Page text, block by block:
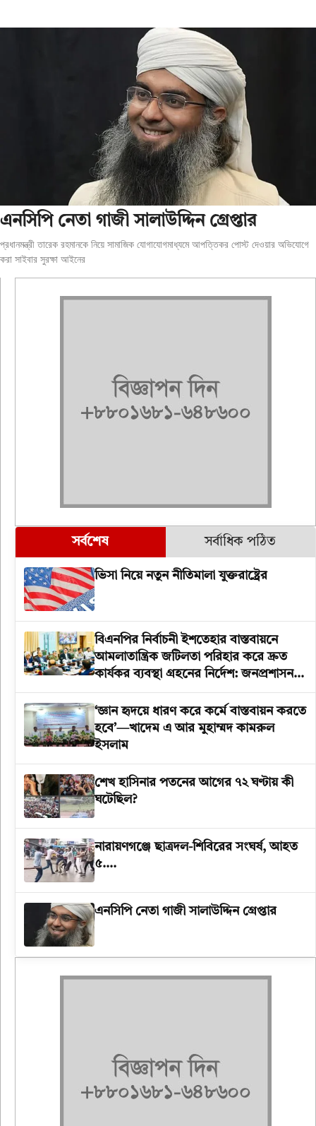
এনসিপি নেতা গাজী সালাউদ্দিন গ্রেপ্তার
প্রধানমন্ত্রী তারেক রহমানকে নিয়ে সামাজিক যোগাযোগমাধ্যমে আপত্তিকর পোস্ট দেওয়ার অভিযোগে
করা সাইবার সুরক্ষা আইনের
সর্বশেষ সর্বাধিক পঠিত
ভিসা নিয়ে নতুন নীতিমালা যুক্তরাষ্ট্রের
বিএনপির নির্বাচনী ইশতেহার বাস্তবায়নে
আমলাতান্ত্রিক জটিলতা পরিহার করে দ্রুত
কার্যকর ব্যবস্থা গ্রহনের নির্দেশ: জনপ্রশাসন
উপদেষ্টা
‘জ্ঞান হৃদয়ে ধারণ করে কর্মে বাস্তবায়ন করতে
হবে’—খাদেম এ আর মুহাম্মদ কামরুল
ইসলাম
শেখ হাসিনার পতনের আগের ৭২ ঘণ্টায় কী
ঘটেছিল?
‎নারায়ণগঞ্জে ছাত্রদল-শিবিরের সংঘর্ষ, আহত
৫….
এনসিপি নেতা গাজী সালাউদ্দিন গ্রেপ্তার